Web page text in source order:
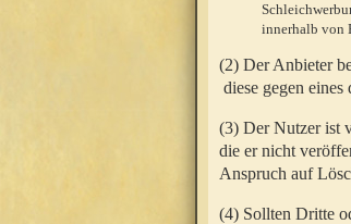
innerhalb von
(2) Der Anbieter
diese gegen
(3) Der Nutzer ist
die er nicht
Anspruch auf
(4) Sollten Dritte